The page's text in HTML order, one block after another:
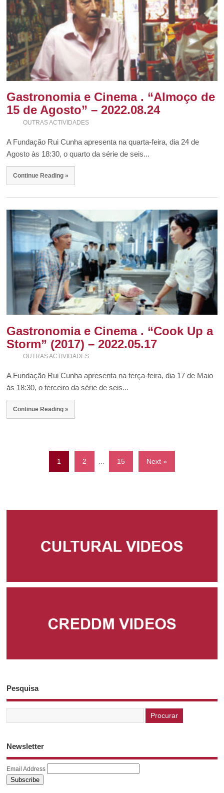
Gastronomia e Cinema . “Almoço de
15 de Agosto” – 2022.08.24
OUTRAS ACTIVIDADES
A Fundação Rui Cunha apresenta na quarta-feira, dia 24 de
Agosto às 18:30, o quarto da série de seis...
Continue Reading »
Gastronomia e Cinema . “Cook Up a
Storm” (2017) – 2022.05.17
OUTRAS ACTIVIDADES
A Fundação Rui Cunha apresenta na terça-feira, dia 17 de Maio
às 18:30, o terceiro da série de seis...
Continue Reading »
1 2 15 Next »
Pesquisa
Newsletter
Email Address